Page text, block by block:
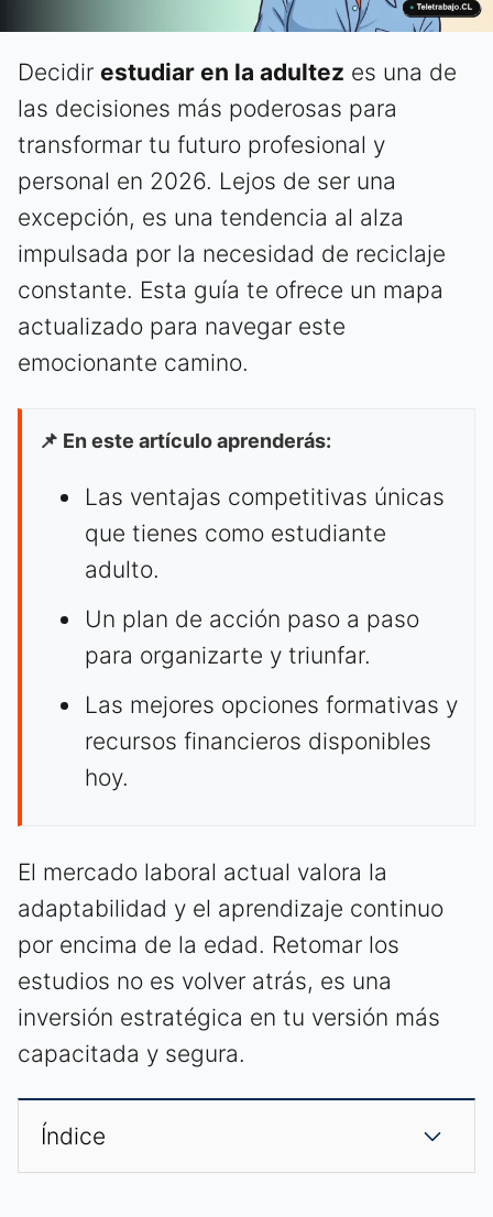
Decidir estudiar en la adultez es una de
las decisiones más poderosas para
transformar tu futuro profesional y
personal en 2026. Lejos de ser una
excepción, es una tendencia al alza
impulsada por la necesidad de reciclaje
constante. Esta guía te ofrece un mapa
actualizado para navegar este
emocionante camino.
📌 En este artículo aprenderás:
Las ventajas competitivas únicas
que tienes como estudiante
adulto.
Un plan de acción paso a paso
para organizarte y triunfar.
Las mejores opciones formativas y
recursos financieros disponibles
hoy.
El mercado laboral actual valora la
adaptabilidad y el aprendizaje continuo
por encima de la edad. Retomar los
estudios no es volver atrás, es una
inversión estratégica en tu versión más
capacitada y segura.
Índice